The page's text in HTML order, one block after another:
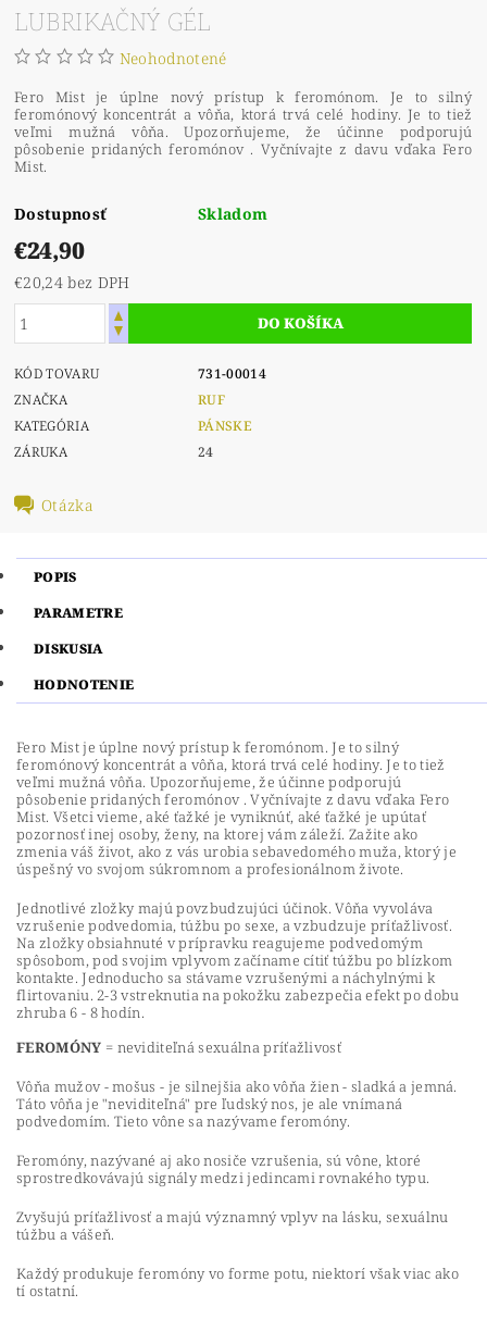
LUBRIKAČNÝ GÉL
Neohodnotené
Fero Mist je úplne nový prístup k feromónom. Je to silný
feromónový koncentrát a vôňa, ktorá trvá celé hodiny. Je to tiež
veľmi mužná vôňa. Upozorňujeme, že účinne podporujú
pôsobenie pridaných feromónov . Vyčnívajte z davu vďaka Fero
Mist.
Dostupnosť Skladom
€24,90
€20,24 bez DPH
KÓD TOVARU
731-00014
ZNAČKA
RUF
KATEGÓRIA
PÁNSKE
ZÁRUKA
24
Otázka
POPIS
PARAMETRE
DISKUSIA
HODNOTENIE
Fero Mist je úplne nový prístup k feromónom. Je to silný
feromónový koncentrát a vôňa, ktorá trvá celé hodiny. Je to tiež
veľmi mužná vôňa. Upozorňujeme, že účinne podporujú
pôsobenie pridaných feromónov . Vyčnívajte z davu vďaka Fero
Mist. Všetci vieme, aké ťažké je vyniknúť, aké ťažké je upútať
pozornosť inej osoby, ženy, na ktorej vám záleží. Zažite ako
zmenia váš život, ako z vás urobia sebavedomého muža, ktorý je
úspešný vo svojom súkromnom a profesionálnom živote.
Jednotlivé zložky majú povzbudzujúci účinok. Vôňa vyvoláva
vzrušenie podvedomia, túžbu po sexe, a vzbudzuje príťažlivosť.
Na zložky obsiahnuté v prípravku reagujeme podvedomým
spôsobom, pod svojim vplyvom začíname cítiť túžbu po blízkom
kontakte. Jednoducho sa stávame vzrušenými a náchylnými k
flirtovaniu. 2-3 vstreknutia na pokožku zabezpečia efekt po dobu
zhruba 6 - 8 hodín.
FEROMÓNY = neviditeľná sexuálna príťažlivosť
Vôňa mužov - mošus - je silnejšia ako vôňa žien - sladká a jemná.
Táto vôňa je "neviditeľná" pre ľudský nos, je ale vnímaná
podvedomím. Tieto vône sa nazývame feromóny.
Feromóny, nazývané aj ako nosiče vzrušenia, sú vône, ktoré
sprostredkovávajú signály medzi jedincami rovnakého typu.
Zvyšujú príťažlivosť a majú významný vplyv na lásku, sexuálnu
túžbu a vášeň.
Každý produkuje feromóny vo forme potu, niektorí však viac ako
tí ostatní.